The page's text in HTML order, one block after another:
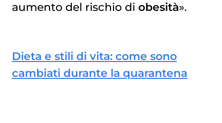
aumento del rischio di obesità».
Dieta e stili di vita: come sono
cambiati durante la quarantena